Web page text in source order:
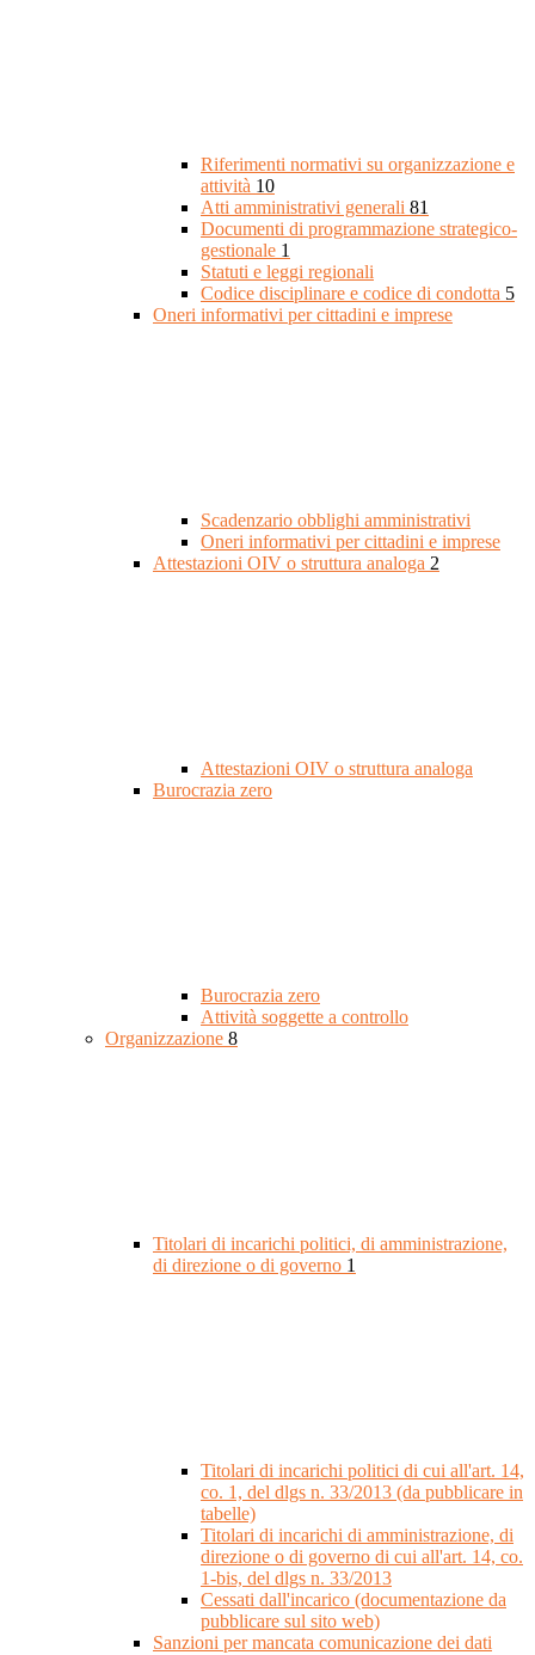
Riferimenti normativi su organizzazione e
attività 10
Atti amministrativi generali 81
Documenti di programmazione strategico-
gestionale 1
Statuti e leggi regionali
Codice disciplinare e codice di condotta 5
Oneri informativi per cittadini e imprese
Scadenzario obblighi amministrativi
Oneri informativi per cittadini e imprese
Attestazioni OIV o struttura analoga 2
Attestazioni OIV o struttura analoga
Burocrazia zero
Burocrazia zero
Attività soggette a controllo
Organizzazione 8
Titolari di incarichi politici, di amministrazione,
di direzione o di governo 1
Titolari di incarichi politici di cui all'art. 14,
co. 1, del dlgs n. 33/2013 (da pubblicare in
tabelle)
Titolari di incarichi di amministrazione, di
direzione o di governo di cui all'art. 14, co.
1-bis, del dlgs n. 33/2013
Cessati dall'incarico (documentazione da
pubblicare sul sito web)
Sanzioni per mancata comunicazione dei dati